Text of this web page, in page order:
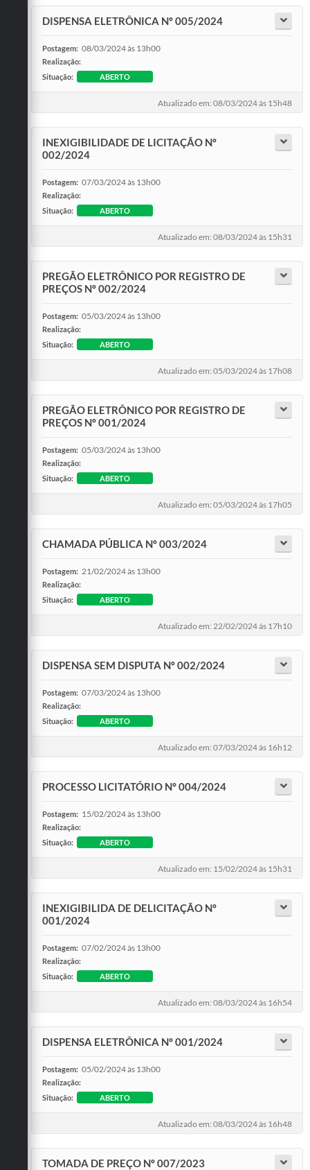
DISPENSA ELETRÔNICA Nº 005/2024
Postagem: 08/03/2024 às 13h00
Realização:
Situação:
ABERTO
Atualizado em: 08/03/2024 às 15h48
INEXIGIBILIDADE DE LICITAÇÃO Nº
002/2024
Postagem: 07/03/2024 às 13h00
Realização:
Situação:
ABERTO
Atualizado em: 08/03/2024 às 15h31
PREGÃO ELETRÔNICO POR REGISTRO DE
PREÇOS Nº 002/2024
Postagem: 05/03/2024 às 13h00
Realização:
Situação:
ABERTO
Atualizado em: 05/03/2024 às 17h08
PREGÃO ELETRÔNICO POR REGISTRO DE
PREÇOS Nº 001/2024
Postagem: 05/03/2024 às 13h00
Realização:
Situação:
ABERTO
Atualizado em: 05/03/2024 às 17h05
CHAMADA PÚBLICA Nº 003/2024
Postagem: 21/02/2024 às 13h00
Realização:
Situação:
ABERTO
Atualizado em: 22/02/2024 às 17h10
DISPENSA SEM DISPUTA Nº 002/2024
Postagem: 07/03/2024 às 13h00
Realização:
Situação:
ABERTO
Atualizado em: 07/03/2024 às 16h12
PROCESSO LICITATÓRIO Nº 004/2024
Postagem: 15/02/2024 às 13h00
Realização:
Situação:
ABERTO
Atualizado em: 15/02/2024 às 15h31
INEXIGIBILIDA DE DELICITAÇÃO Nº
001/2024
Postagem: 07/02/2024 às 13h00
Realização:
Situação:
ABERTO
Atualizado em: 08/03/2024 às 16h54
DISPENSA ELETRÔNICA Nº 001/2024
Postagem: 05/02/2024 às 13h00
Realização:
Situação:
ABERTO
Atualizado em: 08/03/2024 às 16h48
TOMADA DE PREÇO Nº 007/2023